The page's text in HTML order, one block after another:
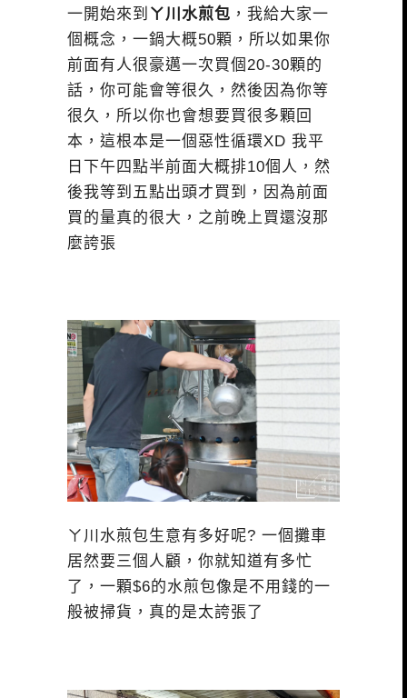
一開始來到 ㄚ川水煎包 ，我給大家一
個概念，一鍋大概50顆，所以如果你
前面有人很豪邁一次買個20-30顆的
話，你可能會等很久，然後因為你等
很久，所以你也會想要買很多顆回
本，這根本是一個惡性循環XD 我平
日下午四點半前面大概排10個人，然
後我等到五點出頭才買到，因為前面
買的量真的很大，之前晚上買還沒那
麼誇張
ㄚ川水煎包生意有多好呢? 一個攤車
居然要三個人顧，你就知道有多忙
了，一顆$6的水煎包像是不用錢的一
般被掃貨，真的是太誇張了